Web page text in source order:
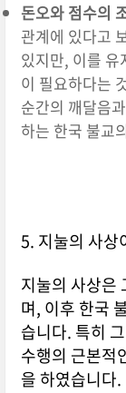
돈오와 점수의
관계에 있다고
있지만, 이를 유
이 필요하다는
순간의 깨달음
하는 한국 불교
5. 지눌의 사상
지눌의 사상은
며, 이후 한국
습니다. 특히
수행의 근본적
을 하였습니다.